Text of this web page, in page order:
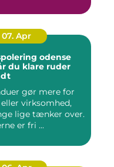
07. Apr
odense
du klare ruder
gør mere for
virksomhed,
lige tænker over.
er fri ...